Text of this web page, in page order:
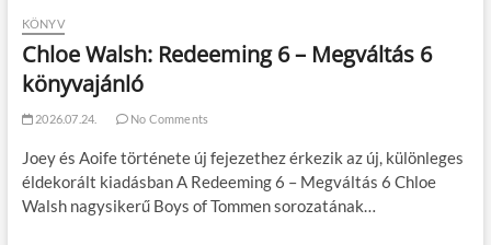
KÖNYV
Chloe Walsh: Redeeming 6 – Megváltás 6
könyvajánló
2026.07.24. No Comments
Joey és Aoife története új fejezethez érkezik az új, különleges
éldekorált kiadásban A Redeeming 6 – Megváltás 6 Chloe
Walsh nagysikerű Boys of Tommen sorozatának…